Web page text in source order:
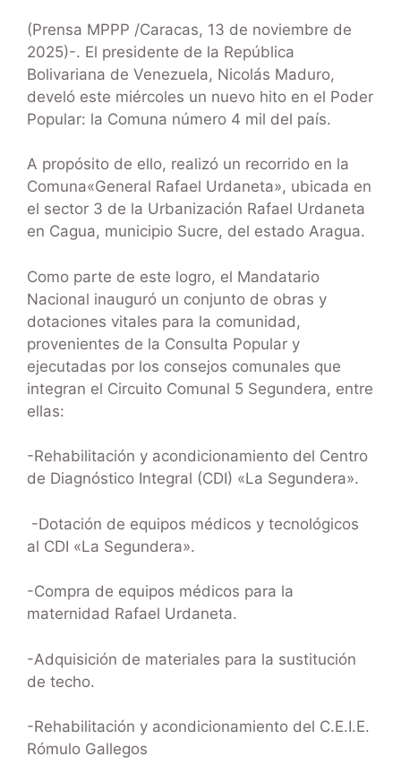
(Prensa MPPP /Caracas, 13 de noviembre de
2025)-. El presidente de la República
Bolivariana de Venezuela, Nicolás Maduro,
develó este miércoles un nuevo hito en el Poder
Popular: la Comuna número 4 mil del país.
A propósito de ello, realizó un recorrido en la
Comuna«General Rafael Urdaneta», ubicada en
el sector 3 de la Urbanización Rafael Urdaneta
en Cagua, municipio Sucre, del estado Aragua.
Como parte de este logro, el Mandatario
Nacional inauguró un conjunto de obras y
dotaciones vitales para la comunidad,
provenientes de la Consulta Popular y
ejecutadas por los consejos comunales que
integran el Circuito Comunal 5 Segundera, entre
ellas:
-Rehabilitación y acondicionamiento del Centro
de Diagnóstico Integral (CDI) «La Segundera».
-Dotación de equipos médicos y tecnológicos
al CDI «La Segundera».
-Compra de equipos médicos para la
maternidad Rafael Urdaneta.
-Adquisición de materiales para la sustitución
de techo.
-Rehabilitación y acondicionamiento del C.E.I.E.
Rómulo Gallegos